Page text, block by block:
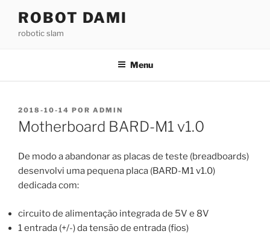
ROBOT DAMI
robotic slam
Menu
PUBLICADO
EM
2018-10-14 POR ADMIN
Motherboard BARD-M1 v1.0
De modo a abandonar as placas de teste (breadboards)
desenvolvi uma pequena placa (BARD-M1 v1.0)
dedicada com:
circuito de alimentação integrada de 5V e 8V
1 entrada (+/-) da tensão de entrada (fios)